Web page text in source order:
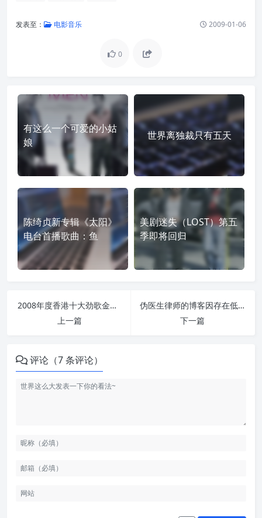
发表至： 电影音乐 2009-01-06
0
有这么一个可爱的小姑
娘
世界离独裁只有五天
陈绮贞新专辑《太阳》
电台首播歌曲：鱼
美剧迷失（LOST）第五
季即将回归
2008年度香港十大劲歌金曲 有感
上一篇
伪医生律师的博客因存在低俗内容致网友的道歉信
下一篇
评论（7 条评论）